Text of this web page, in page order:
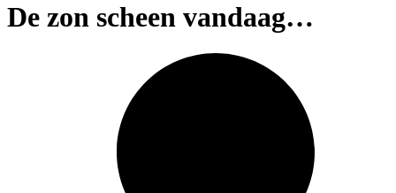
De zon scheen vandaag…